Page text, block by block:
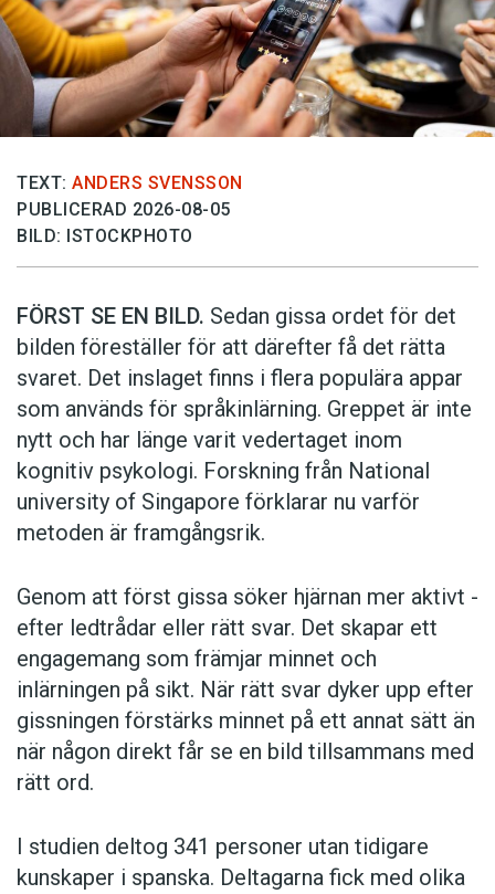
TEXT: ANDERS SVENSSON
PUBLICERAD 2026-08-05
BILD: ISTOCKPHOTO
FÖRST SE EN BILD. Sedan gissa ordet för det
bilden föreställer för att därefter få det rätta
svaret. Det inslaget finns i flera populära appar
som används för språkinlärning. Greppet är inte
nytt och har länge varit vedertaget inom
kognitiv psykologi. Forskning från National
university of Singa­pore förklarar nu varför
metoden är framgångsrik.
Genom att först gissa ­söker hjärnan mer aktivt ­
efter ledtrådar eller rätt svar. Det skapar ett
engagemang som främjar minnet och
inlärningen på sikt. När rätt svar dyker upp efter
gissningen förstärks minnet på ett annat sätt än
när någon direkt får se en bild tillsammans med
rätt ord.
I studien deltog 341 personer utan tidigare
kunskaper i spanska. Deltagarna fick med olika